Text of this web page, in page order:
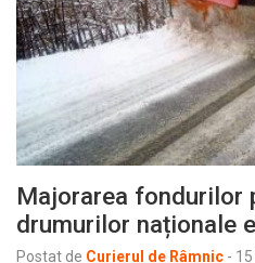
Majorarea fondurilor
drumurilor naționale
Postat de Curierul de Râmnic -